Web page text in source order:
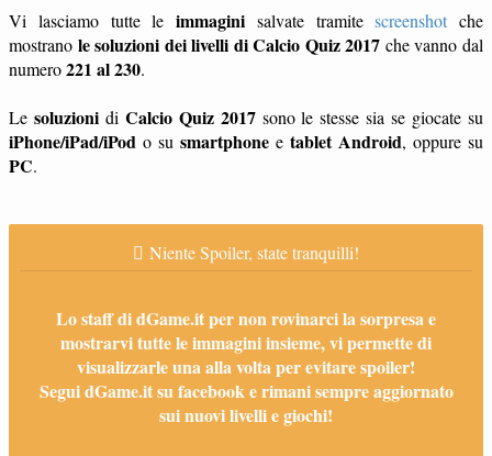
Vi lasciamo tutte le immagini salvate tramitescreenshot che
mostrano le soluzioni dei livelli di Calcio Quiz 2017 che vanno dal
numero221 al 230.
Le soluzionidi Calcio Quiz 2017sono le stesse sia se giocate su
iPhone/iPad/iPod o su smartphone e tablet Android, oppure su
PC.
Niente Spoiler, state tranquilli!
Lo staff di dGame.it per non rovinarci la sorpresa e
mostrarvi tutte le immagini insieme, vi permette di
visualizzarle una alla volta per evitare spoiler!
Segui dGame.it su facebook e rimani sempre aggiornato
sui nuovi livelli e giochi!